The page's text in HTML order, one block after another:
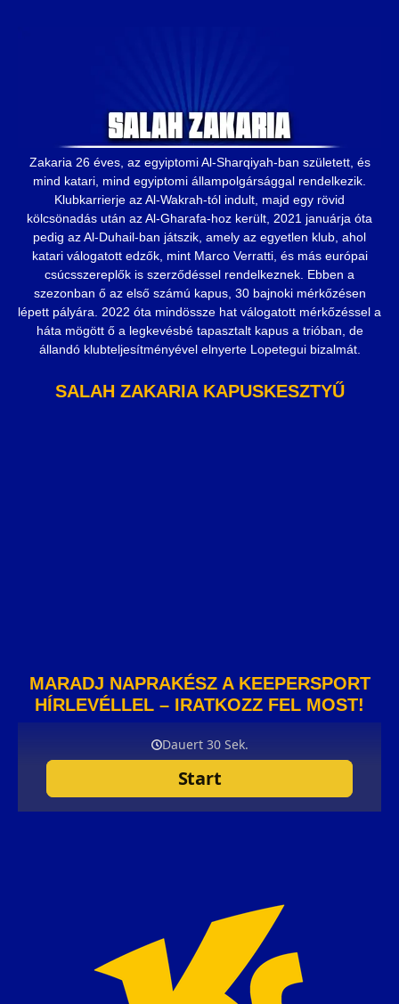
Zakaria 26 éves, az egyiptomi Al-Sharqiyah-ban született, és
mind katari, mind egyiptomi állampolgársággal rendelkezik.
Klubkarrierje az Al-Wakrah-tól indult, majd egy rövid
kölcsönadás után az Al-Gharafa-hoz került, 2021 januárja óta
pedig az Al-Duhail-ban játszik, amely az egyetlen klub, ahol
katari válogatott edzők, mint Marco Verratti, és más európai
csúcsszereplők is szerződéssel rendelkeznek. Ebben a
szezonban ő az első számú kapus, 30 bajnoki mérkőzésen
lépett pályára. 2022 óta mindössze hat válogatott mérkőzéssel a
háta mögött ő a legkevésbé tapasztalt kapus a trióban, de
állandó klubteljesítményével elnyerte Lopetegui bizalmát.
SALAH ZAKARIA KAPUSKESZTYŰ
MARADJ NAPRAKÉSZ A KEEPERSPORT
HÍRLEVÉLLEL – IRATKOZZ FEL MOST!